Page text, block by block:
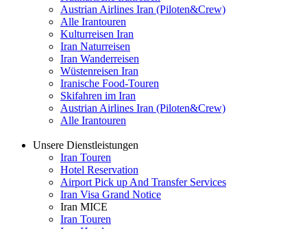
Austrian Airlines Iran (Piloten&Crew)
Alle Irantouren
Kulturreisen Iran
Iran Naturreisen
Iran Wanderreisen
Wüstenreisen Iran
Iranische Food-Touren
Skifahren im Iran
Austrian Airlines Iran (Piloten&Crew)
Alle Irantouren
Unsere Dienstleistungen
Iran Touren
Hotel Reservation
Airport Pick up And Transfer Services
Iran Visa Grand Notice
Iran MICE
Iran Touren